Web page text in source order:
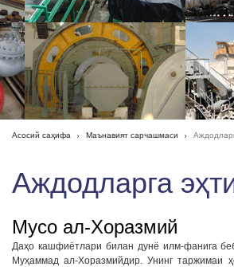
Асосий саҳифа Маънавият сарчашмаси
Аждодларга
Мусо ал-Хоразмий
Даҳо кашфиётлари билан дунё илм-фанига
Муҳаммад ал-Хоразмийдир. Унинг таржимаи